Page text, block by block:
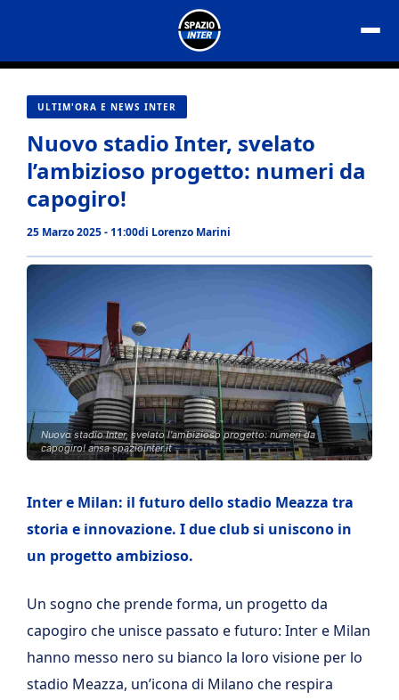
contenuto
ULTIM'ORA E NEWS INTER
Nuovo stadio Inter, svelato
l’ambizioso progetto: numeri da
capogiro!
25 Marzo 2025 - 11:00di Lorenzo Marini
Nuovo stadio Inter, svelato l'ambizioso progetto: numeri da
capogiro! ansa spaziointer.it
Inter e Milan: il futuro dello stadio Meazza tra
storia e innovazione. I due club si uniscono in
un progetto ambizioso.
Un sogno che prende forma, un progetto da
capogiro che unisce passato e futuro: Inter e Milan
hanno messo nero su bianco la loro visione per lo
stadio Meazza, un’icona di Milano che respira